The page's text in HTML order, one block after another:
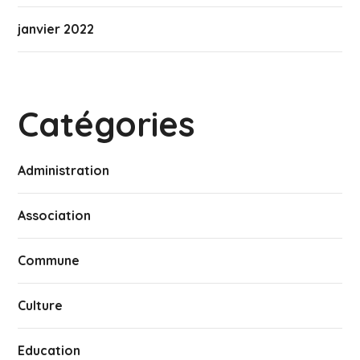
janvier 2022
Catégories
Administration
Association
Commune
Culture
Education